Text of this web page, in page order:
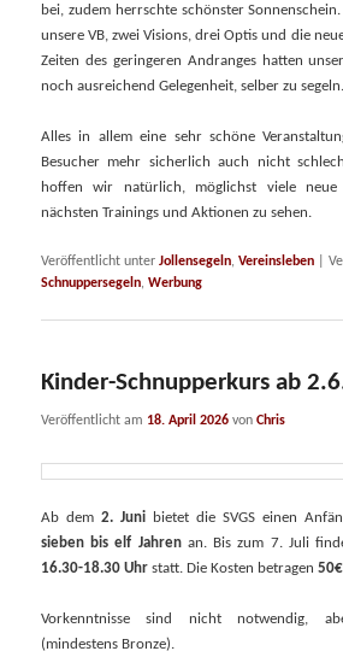
bei, zudem herrschte schönster
unsere VB, zwei Visions, drei Optis und die
Zeiten des geringeren Andranges hatten
noch ausreichend Gelegenheit, selber zu segeln.
Alles in allem eine sehr schöne
Besucher mehr sicherlich auch nicht
hoffen wir natürlich, möglichst viele neue
nächsten Trainings und Aktionen zu sehen.
Veröffentlicht unter Jollensegeln,Vereinsleben |
Schnuppersegeln,Werbung
Kinder-Schnupperkurs ab
Veröffentlicht am 18. April 2026 vonChris
Ab dem 2. Juni bietet die SVGS einen
sieben bis elf Jahrenan. Bis zum 7. Juli
16.30-18.30 Uhr statt. Die Kosten betragen 50€
Vorkenntnisse sind nicht notwendig,
(mindestens Bronze).